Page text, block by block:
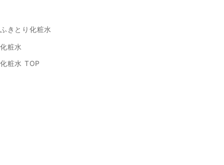
ふきとり化粧水
化粧水
化粧水 TOP